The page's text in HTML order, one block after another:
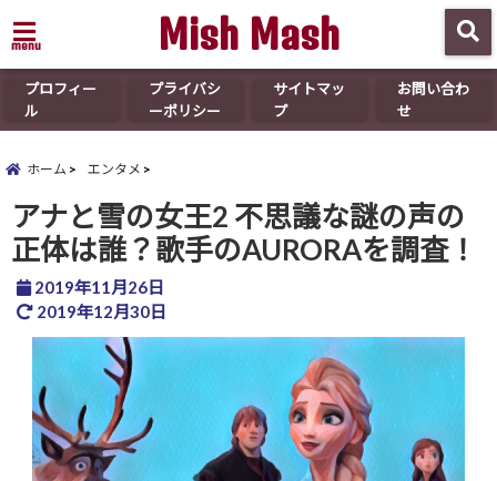
menu Mish Mash
プロフィー
ル
プライバシ
ーポリシー
サイトマッ
プ
お問い合わ
せ
ホーム エンタメ
アナと雪の女王2 不思議な謎の声の
正体は誰？歌手のAURORAを調査！
2019年11月26日
2019年12月30日